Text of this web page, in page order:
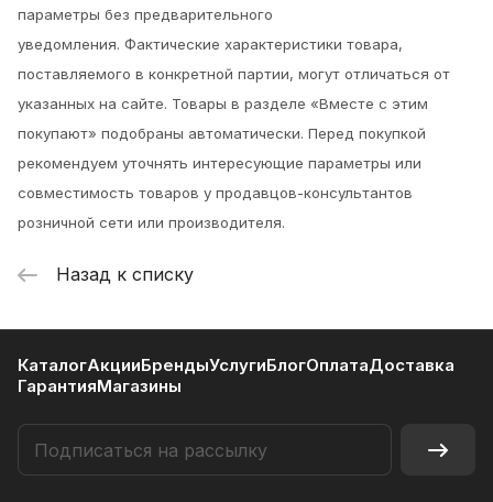
параметры без предварительного
уведомления. Фактические характеристики товара,
поставляемого в конкретной партии, могут отличаться от
указанных на сайте. Товары в разделе «Вместе с этим
покупают» подобраны автоматически. Перед покупкой
рекомендуем уточнять интересующие параметры или
совместимость товаров у продавцов-консультантов
розничной сети или производителя.
Назад к списку
КаталогАкцииБрендыУслугиБлогОплатаДоставка
ГарантияМагазины